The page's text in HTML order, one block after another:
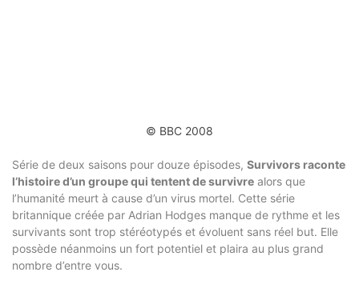
© BBC 2008
Série de deux saisons pour douze épisodes, Survivors raconte
l’histoire d’un groupe qui tentent de survivre alors que
l’humanité meurt à cause d’un virus mortel. Cette série
britannique créée par Adrian Hodges manque de rythme et les
survivants sont trop stéréotypés et évoluent sans réel but. Elle
possède néanmoins un fort potentiel et plaira au plus grand
nombre d’entre vous.